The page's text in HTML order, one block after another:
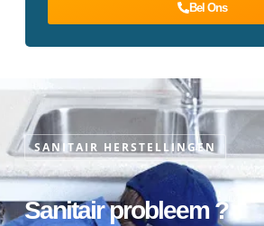
Bel Ons
SANITAIR HERSTELLINGEN
Sanitair probleem ?